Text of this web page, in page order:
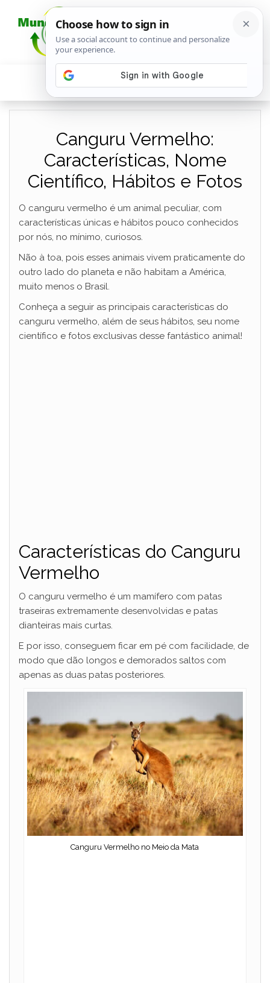
Canguru Vermelho:
Características, Nome
Científico, Hábitos e Fotos
O canguru vermelho é um animal peculiar, com
características únicas e hábitos pouco conhecidos
por nós, no mínimo, curiosos.
Não à toa, pois esses animais vivem praticamente do
outro lado do planeta e não habitam a América,
muito menos o Brasil.
Conheça a seguir as principais características do
canguru vermelho, além de seus hábitos, seu nome
científico e fotos exclusivas desse fantástico animal!
Características do Canguru
Vermelho
O canguru vermelho é um mamífero com patas
traseiras extremamente desenvolvidas e patas
dianteiras mais curtas.
E por isso, conseguem ficar em pé com facilidade, de
modo que dão longos e demorados saltos com
apenas as duas patas posteriores.
Canguru Vermelho no Meio da Mata